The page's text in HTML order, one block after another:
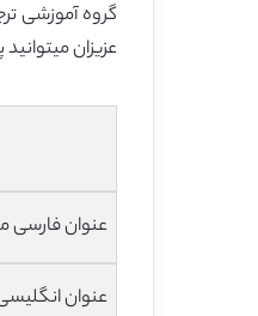
گروه آموزشی
عزیزان
عنوان فارسی
عنوان